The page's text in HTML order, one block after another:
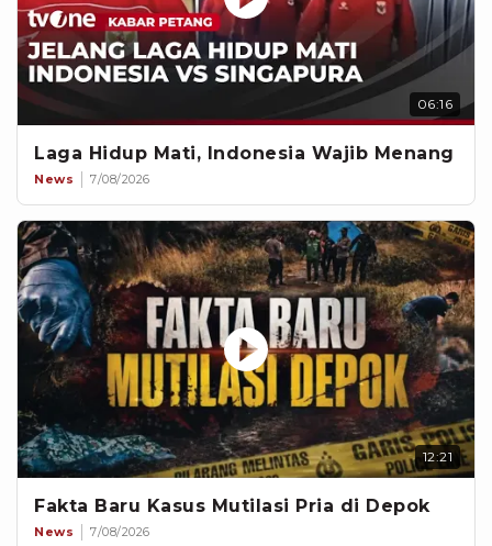
06:16
Laga Hidup Mati, Indonesia Wajib Menang
News 7/08/2026
12:21
Fakta Baru Kasus Mutilasi Pria di Depok
News 7/08/2026